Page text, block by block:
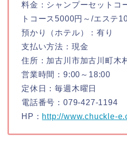
料金：シャンプーセットコ
トコース5000円～/エステ
預かり（ホテル）：有り
支払い方法：現金
住所：加古川市加古川町木
営業時間：9:00～18:00
定休日：毎週木曜日
電話番号：079-427-1194
HP： http://www.chuckle-